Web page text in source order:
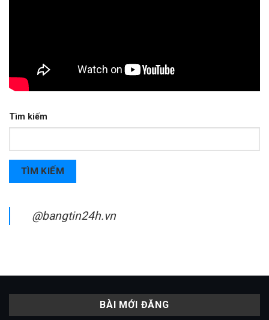
Tìm kiếm
TÌM KIẾM
@bangtin24h.vn
BÀI MỚI ĐĂNG